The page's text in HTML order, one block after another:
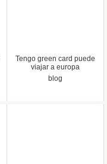
Tengo green card puede
viajar a europa
blog